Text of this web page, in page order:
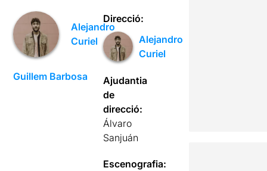
Alejandro
Curiel
Guillem Barbosa
Direcció:
Alejandro
Curiel
Ajudantia
de
direcció:
Álvaro
Sanjuán
Escenografia: